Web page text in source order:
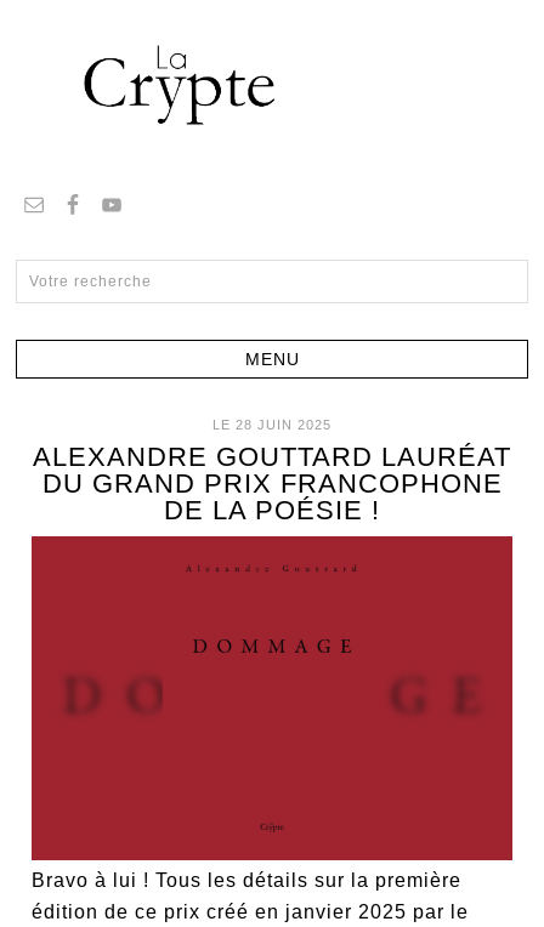
LE 28 JUIN 2025
ALEXANDRE GOUTTARD LAURÉAT
DU GRAND PRIX FRANCOPHONE
DE LA POÉSIE !
Bravo à lui ! Tous les détails sur la première
édition de ce prix créé en janvier 2025 par le